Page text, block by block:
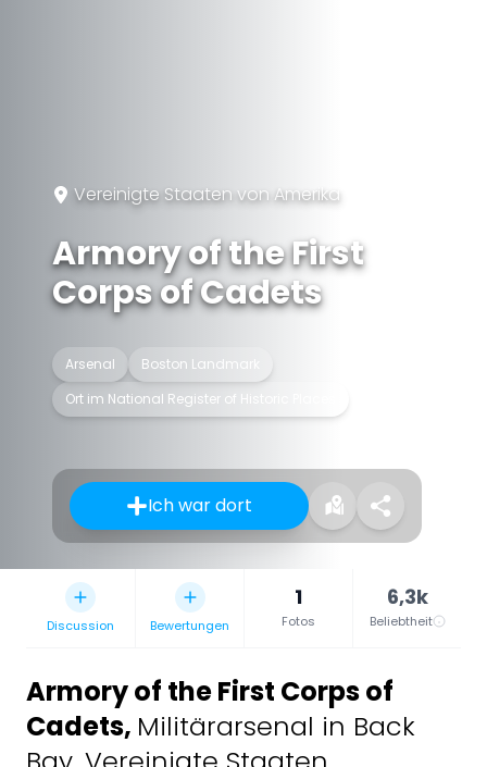
Vereinigte Staaten von Amerika
Armory of the First
Corps of Cadets
Arsenal
Boston Landmark
Ort im National Register of Historic Places
Ich war dort
Discussion Bewertungen
1
Fotos
6,3k
Beliebtheit
Armory of the First Corps of
Cadets, Militärarsenal in Back